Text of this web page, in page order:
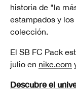
historia de "la
estampados y
colección.
El SB FC Pack
julio en nike.com
Descubre el